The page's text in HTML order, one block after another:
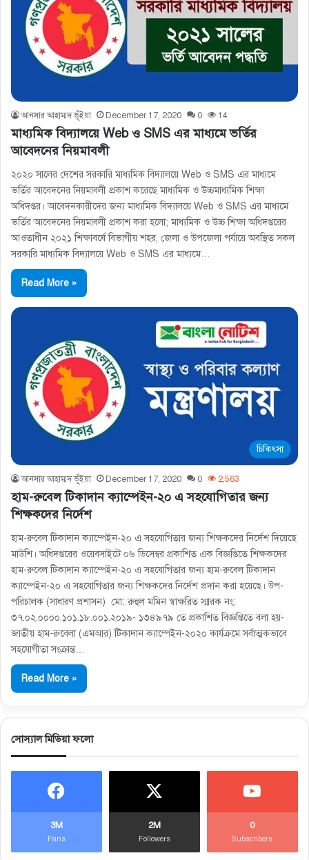
আনসার আহাম্মদ ভূঁইয়া December 17, 2020 0 14
মাধ্যমিক বিদ্যালয়ে Web ও SMS এর মাধ্যমে ভর্তির
আবেদনের নিয়মাবলী
২০২০ সালের দেশের সরকারি মাধ্যমিক বিদ্যালয়ে Web ও SMS এর মাধ্যমে
ভর্তির আবেদনের নিয়মাবলী প্রকাশ করেছে মাধ্যমিক ও ‍উচ্চমাধ্যমিক শিক্ষা
অধিদপ্তর। আবেদনকারীদের জন্য মাধ্যমিক বিদ্যালয়ে Web ও SMS এর মাধ্যমে
ভর্তির আবেদনের নিয়মাবলী প্রকাশ করা হলো; মাধ্যমিক ও উচ্চ শিক্ষা অধিদপ্তরের
আওতাধীন ২০২১ শিক্ষাবর্ষে বিভাগীয় শহর, জেলা ও উপজেলা পর্যায়ে অবস্থিত সকল
সরকারি মাধ্যমিক বিদ্যালয়ে Web ও SMS এর মাধ্যমে…
Read More »
চিকিৎসা
আনসার আহাম্মদ ভূঁইয়া December 17, 2020 0 2,563
হাম-রুবেল টিকাদান ক্যাম্পেইন-২০ এ সহযোগিতার জন্য
শিক্ষকদের নির্দেশ
হাম-রুবেল টিকাদান ক্যাম্পেইন-২০ এ সহযোগিতার জন্য শিক্ষকদের নির্দেশ দিয়েছে
মাউশি। অধিদপ্তরের ওয়েবসাইটে ০৬ ডিসেম্বর প্রকাশিত এক বিজ্ঞপ্তিতে শিক্ষকদের
হাম-রুবেল টিকাদান ক্যাম্পেইন-২০ এ সহযোগিতার জন্য হাম-রুবেল টিকাদান
ক্যাম্পেইন-২০ এ সহযোগিতার জন্য শিক্ষকদের নির্দেশ প্রদান করা হয়েছে। উপ-
পরিচালক (সাধারণ প্রশাসন) মাে: রুহুল মমিন স্বাক্ষরিত স্মারক নং:
৩৭.০২.০০০০.১০১.১৮.০০১.২০১৯- ১৩৪৯৭৯ তে প্রকাশিত বিজ্ঞপ্তিতে বলা হয়-
জাতীয় হাম-রুবেলা (এমআর) টিকাদান ক্যাম্পেইন-২০২০ কার্যক্রমে সর্বাত্মকভাবে
সহযােগীতা সংক্রান্ত…
Read More »
সোস্যাল মিডিয়া ফলো
3M
Fans
2M
Followers
0
Subscribers